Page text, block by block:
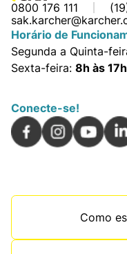
0800 176 111
Horário de
Segunda a Quinta-
Sexta-feira: 8h às 17h
Conecte-se!
Como